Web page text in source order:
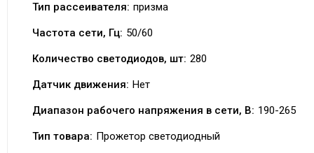
Тип рассеивателя: призма
Частота сети, Гц: 50/60
Количество светодиодов, шт: 280
Датчик движения: Нет
Диапазон рабочего напряжения в сети, В: 190-265
Тип товара: Прожетор светодиодный